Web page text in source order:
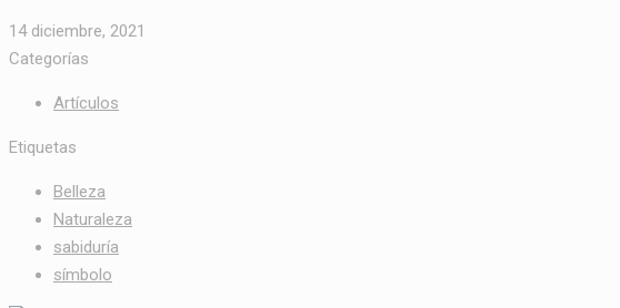
14 diciembre, 2021
Categorías
Artículos
Etiquetas
Belleza
Naturaleza
sabiduría
símbolo